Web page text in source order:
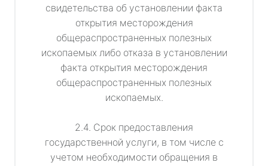
свидетельства об установлении факта
открытия месторождения
общераспространенных полезных
ископаемых либо отказа в установлении
факта открытия месторождения
общераспространенных полезных
ископаемых.
2.4. Срок предоставления
государственной услуги, в том числе с
учетом необходимости обращения в